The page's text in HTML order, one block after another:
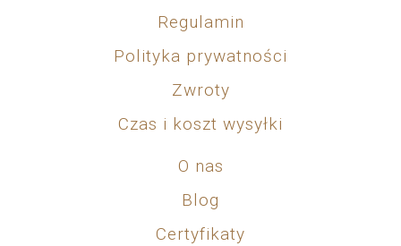
Regulamin
Polityka prywatności
Zwroty
Czas i koszt wysyłki
O nas
Blog
Certyfikaty